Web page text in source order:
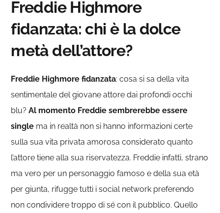
Freddie Highmore
fidanzata: chi è la dolce
metà dell’attore?
Freddie Highmore fidanzata: cosa si sa della vita
sentimentale del giovane attore dai profondi occhi
blu?Al momento Freddie sembrerebbe essere
single ma in realtà non si hanno informazioni certe
sulla sua vita privata amorosa considerato quanto
l’attore tiene alla sua riservatezza. Freddie infatti, strano
ma vero per un personaggio famoso e della sua età
per giunta, rifugge tutti i social network preferendo
non condividere troppo di sé con il pubblico. Quello